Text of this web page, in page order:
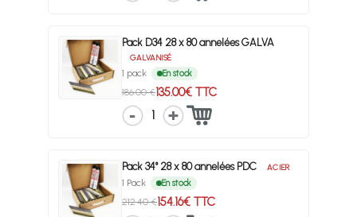
Pack D34 28 x 80 annelées GALVA
GALVANISÉ
1 pack En stock
186.00 €135.00€ TTC
1
Pack 34° 28 x 80 annelées PDC ACIER
1 Pack En stock
212.40 €154.16€ TTC